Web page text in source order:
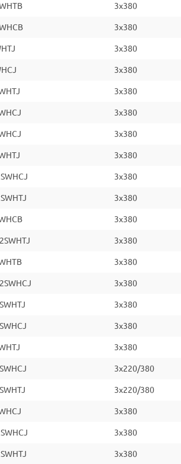
3x380
3x380
3x380
3x380
3x380
3x380
3x380
3x380
3x380
3x380
3x380
3x380
3x380
3x380
3x380
3x380
3x380
3x220/380
3x220/380
3x380
3x380
3x380